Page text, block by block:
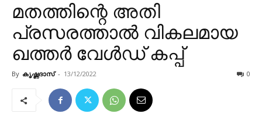
മതത്തിന്റെ അതി
പ്രസരത്താൽ വികലമായ
ഖത്തർ വേൾഡ് കപ്പ്
By കൃഷ്ണദാസ് - 13/12/2022 0